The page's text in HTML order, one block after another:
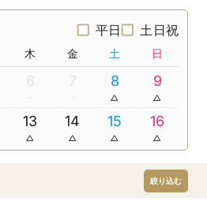
平日 土日祝
木 金 土 日
6 7 8 9
13 14 15 16
絞り込む